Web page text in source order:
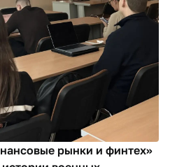
рынки и финтех»